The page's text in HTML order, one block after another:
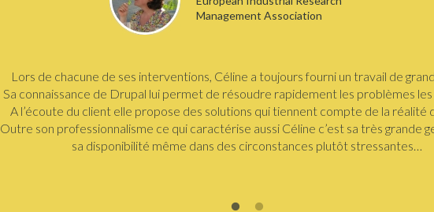
Management Association
Lors de chacune de ses interventions, Céline a toujours fourni un travail de
Sa connaissance de Drupal lui permet de résoudre rapidement les problèmes les
A l’écoute du client elle propose des solutions qui tiennent compte de la réalité
Outre son professionnalisme ce qui caractérise aussi Céline c’est sa très grande
sa disponibilité même dans des circonstances plutôt stressantes…